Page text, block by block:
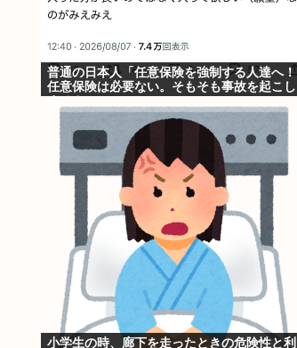
普通の日本人「任意保険を強制する人達へ！
任意保険は必要ない。そもそも事故を起こし
小学生の時、廊下を走ったときの危険性と利